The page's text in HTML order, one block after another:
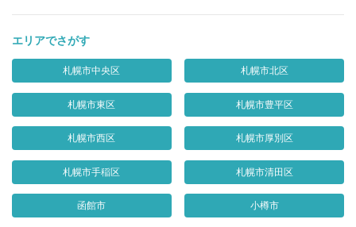
エリアでさがす
札幌市中央区 札幌市北区
札幌市東区 札幌市豊平区
札幌市西区 札幌市厚別区
札幌市手稲区 札幌市清田区
函館市 小樽市